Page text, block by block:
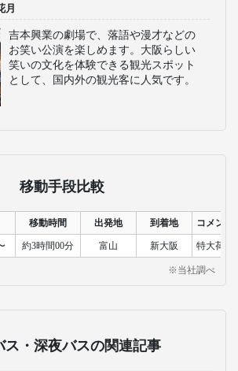
映画の世界をテーマにした大型テーマ
充実しています。家族連れやカップル
に人気で、ハリウッド映画の世界観を
体験できるのが魅力です。
世界最大級の水族館のひとつで、ジン
観察でき、子どもから大人まで楽しめ
ます。
日本一の高さを誇る超高層ビルで、展
望台から大阪市街や遠くの景色を360度
で一望できます。ショッピングやグル